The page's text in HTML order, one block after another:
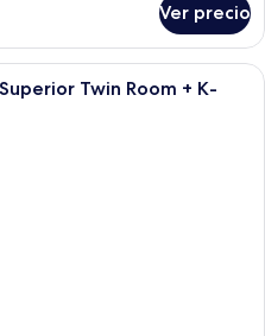
Ver precio
Habitación de hotel con dos camas,
Superior Twin Room + K-